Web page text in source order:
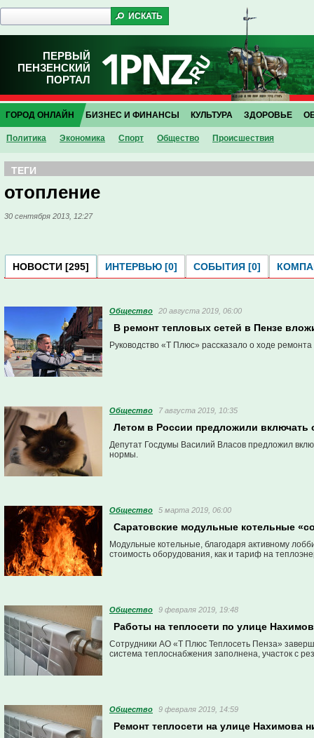
ПЕРВЫЙ
ПЕНЗЕНСКИЙ
ПОРТАЛ
ГОРОД ОНЛАЙН
Политика Экономика Спорт Общество Проиcшествия
БИЗНЕС И ФИНАНСЫ КУЛЬТУРА ЗДОРОВЬЕ
ТЕГИ
отопление
30 сентября 2013, 12:27
НОВОСТИ [295] ИНТЕРВЬЮ [0] СОБЫТИЯ [0]
Общество 20 августа 2019, 06:00
В ремонт тепловых сетей в Пензе
Руководство «Т Плюс» рассказало о ходе
Общество 7 августа 2019, 10:35
Летом в России предложили включать
Депутат Госдумы Василий Власов предложил
нормы.
Общество 5 марта 2019, 06:00
Саратовские модульные котельные
Модульные котельные, благодаря активному
стоимость оборудования, как и тариф на
Общество 9 февраля 2019, 19:48
Работы на теплосети по улице
Сотрудники АО «Т Плюс Теплосеть Пенза»
система теплоснабжения заполнена, участок c
Общество 9 февраля 2019, 14:59
Ремонт теплосети на улице Нахимова